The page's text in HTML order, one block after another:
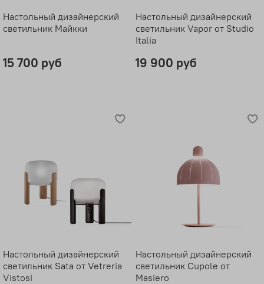
Настольный дизайнерский
светильник Майкки
15 700 руб
Настольный дизайнерский
светильник Vapor от Studio
Italia
19 900 руб
Настольный дизайнерский
светильник Sata от Vetreria
Vistosi
Настольный дизайнерский
светильник Cupole от
Masiero